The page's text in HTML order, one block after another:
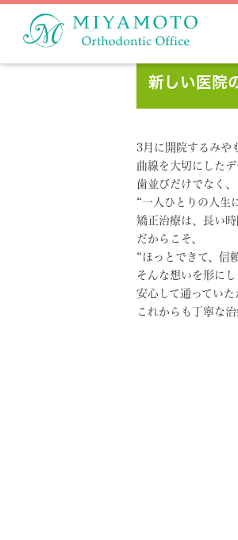
新しい医院
3月に開院するみや
曲線を大切にしたデ
歯並びだけでなく、
“一人ひとりの人生
矯正治療は、長い
だからこそ、
“ほっとできて、信
そんな想いを形にし
安心して通っていた
これからも丁寧な